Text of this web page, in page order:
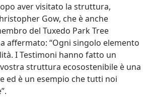
aver visitato la struttura,
Gow, che è anche
del Tuxedo Park Tree
affermato: “Ogni singolo elemento
I Testimoni hanno fatto un
struttura ecosostenibile è una
ed è un esempio che tutti noi